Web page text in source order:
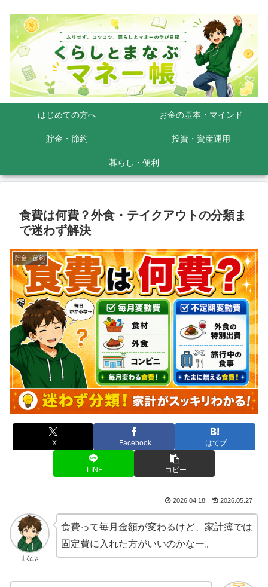
はじめての方へ お金の基本・マインド
貯金・節約 投資・資産運用
暮らし・便利
食費は何費？外食・テイクアウトの分類ま
で迷わず解決
貯金・節約
X Facebook はてブ
LINE コピー
2026.04.18 2026.05.27
まなぶ
食費って毎月金額が変わるけど、家計簿では
固定費に入れた方がいいのかなー。